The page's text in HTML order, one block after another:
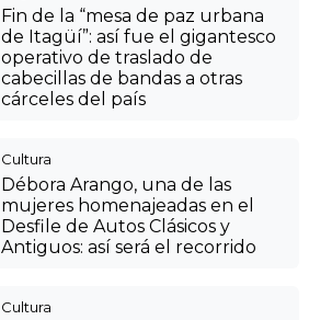
Fin de la “mesa de paz urbana
de Itagüí”: así fue el gigantesco
operativo de traslado de
cabecillas de bandas a otras
cárceles del país
Cultura
Débora Arango, una de las
mujeres homenajeadas en el
Desfile de Autos Clásicos y
Antiguos: así será el recorrido
Cultura